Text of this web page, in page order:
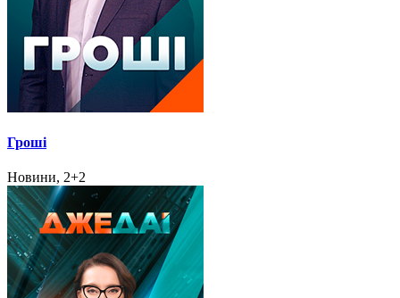
Гроші
Новини, 2+2